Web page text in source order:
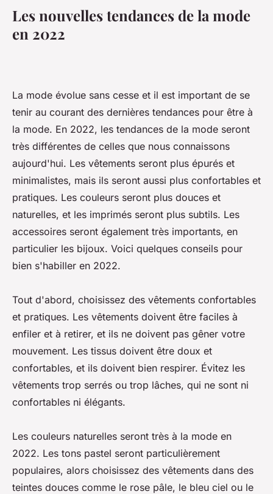
Les nouvelles tendances de la mode
en 2022
La mode évolue sans cesse et il est important de se
tenir au courant des dernières tendances pour être à
la mode. En 2022, les tendances de la mode seront
très différentes de celles que nous connaissons
aujourd'hui. Les vêtements seront plus épurés et
minimalistes, mais ils seront aussi plus confortables et
pratiques. Les couleurs seront plus douces et
naturelles, et les imprimés seront plus subtils. Les
accessoires seront également très importants, en
particulier les bijoux. Voici quelques conseils pour
bien s'habiller en 2022.
Tout d'abord, choisissez des vêtements confortables
et pratiques. Les vêtements doivent être faciles à
enfiler et à retirer, et ils ne doivent pas gêner votre
mouvement. Les tissus doivent être doux et
confortables, et ils doivent bien respirer. Évitez les
vêtements trop serrés ou trop lâches, qui ne sont ni
confortables ni élégants.
Les couleurs naturelles seront très à la mode en
2022. Les tons pastel seront particulièrement
populaires, alors choisissez des vêtements dans des
teintes douces comme le rose pâle, le bleu ciel ou le